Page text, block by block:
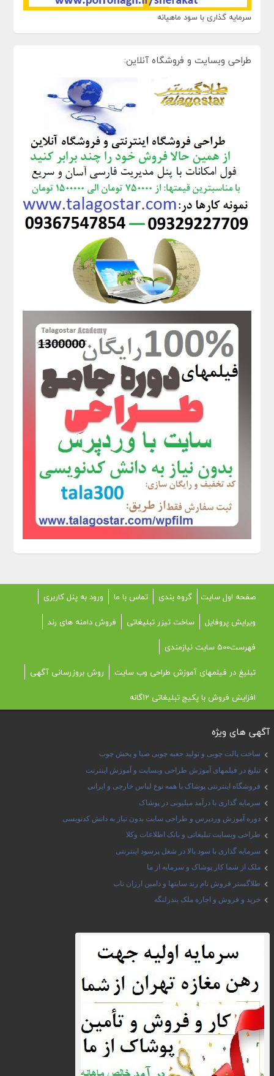
سرمایه گذاری با سود ماهیانه
طراحی وبسایت و فروشگاه آنلاین:
صفحه اول سایت گروه بندی تماس با ما
ورود به پنل کاربری
ویرایش پروفایل
ساخت تیزر تبلیغاتی
فروش دامنه های رند
فهرست500 سایت نیازمندی
تبلیغ در فیلمهای آموزش طراحی وب سایت
روش بروزرسانی آگهی
افزایش فروش با پکیج تبلیغاتی 12گانه
آگهی های ویژه
ساخت پالت چوبی و تولید جعبه چوبی صبا و پخش چوب
تبلیغ در فیلمهای آموزش طراحی وبسایت و آموزش اینترنت
فروشگاه اینترنتی پوشاک با همه نوع لباس خارجی و ایرانی
سرمایه گذاری با درآمد میلیونی در پوشاک
دوره آموزش وردپرس و طراحی سایت بدون نیاز به دانش کدنویسی
طراحی وبسایت تبلیغاتی و بانک اطلاعات وکلا
سرمایه گذاری با سود بالا در شغل پرسود اینترنتی
ملک از شما کار پوشاک و سرمایه از ما
طلاگستر فروش نام رند سایتها و دامین ارزان ناب
خرید و فروش و اجاره ملک بندرلنگه